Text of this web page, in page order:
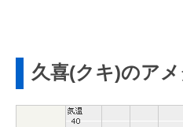
久喜(クキ)のアメ